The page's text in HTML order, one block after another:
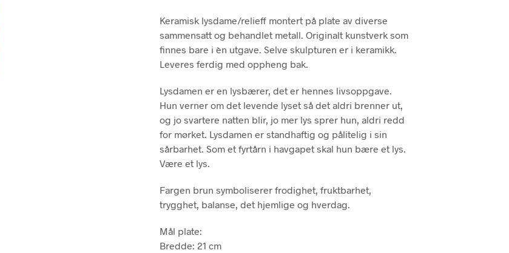
Keramisk lysdame/relieff montert på plate av diverse
sammensatt og behandlet metall. Originalt kunstverk som
finnes bare i èn utgave. Selve skulpturen er i keramikk.
Leveres ferdig med oppheng bak.
Lysdamen er en lysbærer, det er hennes livsoppgave.
Hun verner om det levende lyset så det aldri brenner ut,
og jo svartere natten blir, jo mer lys sprer hun, aldri redd
for mørket. Lysdamen er standhaftig og pålitelig i sin
sårbarhet. Som et fyrtårn i havgapet skal hun bære et lys.
Være et lys.
Fargen brun symboliserer frodighet, fruktbarhet,
trygghet, balanse, det hjemlige og hverdag.
Mål plate:
Bredde: 21 cm